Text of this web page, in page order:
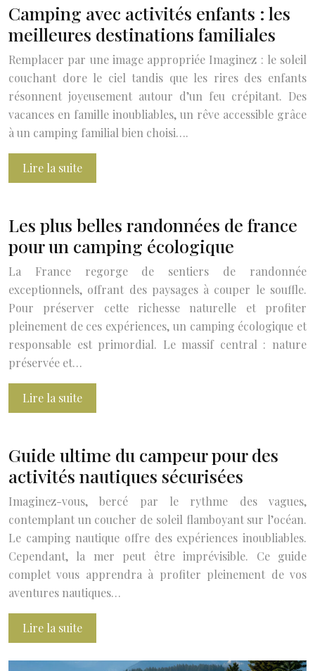
Camping avec activités enfants : les
meilleures destinations familiales
Remplacer par une image appropriée Imaginez : le soleil
couchant dore le ciel tandis que les rires des enfants
résonnent joyeusement autour d’un feu crépitant. Des
vacances en famille inoubliables, un rêve accessible grâce
à un camping familial bien choisi….
Lire la suite
Les plus belles randonnées de france
pour un camping écologique
La France regorge de sentiers de randonnée
exceptionnels, offrant des paysages à couper le souffle.
Pour préserver cette richesse naturelle et profiter
pleinement de ces expériences, un camping écologique et
responsable est primordial. Le massif central : nature
préservée et…
Lire la suite
Guide ultime du campeur pour des
activités nautiques sécurisées
Imaginez-vous, bercé par le rythme des vagues,
contemplant un coucher de soleil flamboyant sur l’océan.
Le camping nautique offre des expériences inoubliables.
Cependant, la mer peut être imprévisible. Ce guide
complet vous apprendra à profiter pleinement de vos
aventures nautiques…
Lire la suite